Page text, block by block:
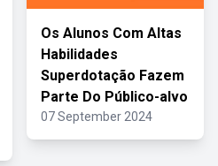
Os Alunos Com Altas
Habilidades
Superdotação Fazem
Parte Do Público-alvo
07 September 2024